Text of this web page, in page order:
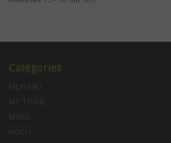
Catégories
MEHANO
MF-TRAIN
MINIS
NOCH